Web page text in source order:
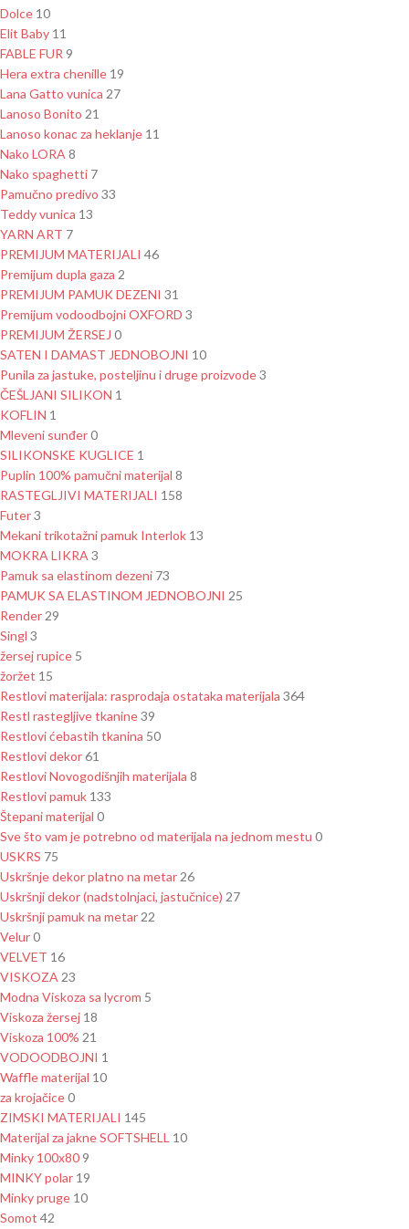
Dolce 10
Elit Baby 11
FABLE FUR 9
Hera extra chenille 19
Lana Gatto vunica 27
Lanoso Bonito 21
Lanoso konac za heklanje 11
Nako LORA 8
Nako spaghetti 7
Pamučno predivo 33
Teddy vunica 13
YARN ART 7
PREMIJUM MATERIJALI 46
Premijum dupla gaza 2
PREMIJUM PAMUK DEZENI 31
Premijum vodoodbojni OXFORD 3
PREMIJUM ŽERSEJ 0
SATEN I DAMAST JEDNOBOJNI 10
Punila za jastuke, posteljinu i druge proizvode3
ČEŠLJANI SILIKON 1
KOFLIN 1
Mleveni sunđer0
SILIKONSKE KUGLICE 1
Puplin 100% pamučni materijal 8
RASTEGLJIVI MATERIJALI 158
Futer3
Mekani trikotažni pamuk Interlok 13
MOKRA LIKRA 3
Pamuk sa elastinom dezeni 73
PAMUK SA ELASTINOM JEDNOBOJNI 25
Render 29
Singl 3
žersej rupice 5
žoržet 15
Restlovi materijala: rasprodaja ostataka materijala 364
Restl rastegljive tkanine39
Restlovi ćebastih tkanina 50
Restlovi dekor61
Restlovi Novogodišnjih materijala 8
Restlovi pamuk 133
Štepani materijal 0
Sve što vam je potrebno od materijala na jednom mestu 0
USKRS 75
Uskršnje dekor platno na metar 26
Uskršnji dekor (nadstolnjaci, jastučnice) 27
Uskršnji pamuk na metar 22
Velur0
VELVET 16
VISKOZA 23
Modna Viskoza sa lycrom 5
Viskoza žersej 18
Viskoza 100% 21
VODOODBOJNI 1
Waffle materijal 10
za krojačice0
ZIMSKI MATERIJALI 145
Materijal za jakne SOFTSHELL 10
Minky 100x80 9
MINKY polar 19
Minky pruge 10
Somot 42